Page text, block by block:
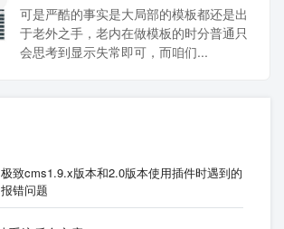
可是严酷的事实是大局部的模板都还是出
于老外之手，老内在做模板的时分普通只
会思考到显示失常即可，而咱们...
极致cms1.9.x版本和2.0版本使用插件时遇到的
报错问题